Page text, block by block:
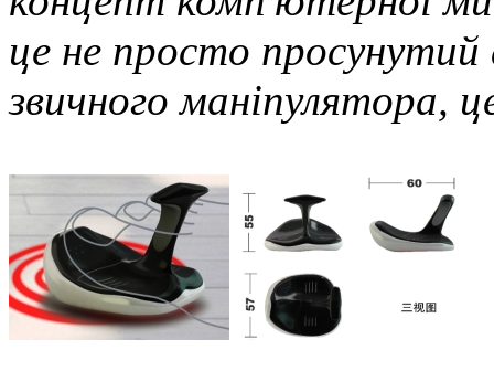
це не просто просунутий
звичного маніпулятора,